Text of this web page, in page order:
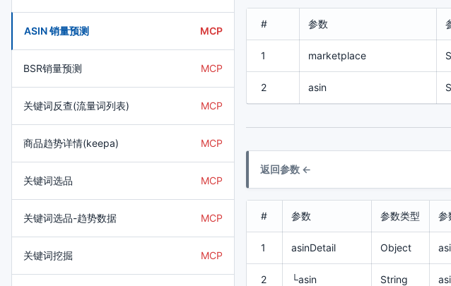
ASIN 销量预测 MCP
BSR销量预测 MCP
关键词反查(流量词列表) MCP
商品趋势详情(keepa) MCP
关键词选品 MCP
关键词选品-趋势数据 MCP
关键词挖掘 MCP
# 参数
1 marketplace
2 asin
返回参数 <-
# 参数 参数类型 参
1 asinDetail Object
2 └asin String